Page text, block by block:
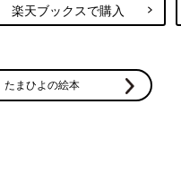
楽天ブックスで購入
たまひよの絵本